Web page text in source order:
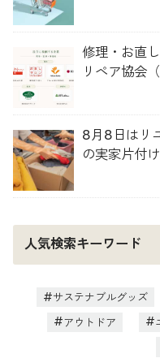
修理・お直
リペア協会
8月8日はリ
の実家片付
人気検索キーワード
サステナブルグッズ
アウトドア